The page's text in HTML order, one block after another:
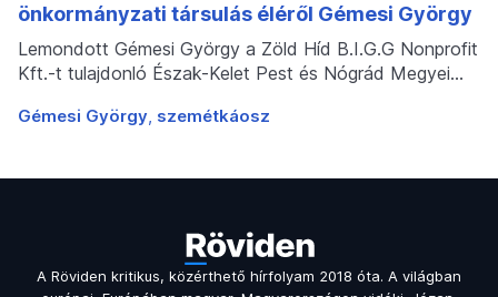
önkormányzati társulás éléről Gémesi György
Lemondott Gémesi György a Zöld Híd B.I.G.G Nonprofit
Kft.-t tulajdonló Észak-Kelet Pest és Nógrád Megyei…
Gémesi György szemétkáosz
A Röviden kritikus, közérthető hírfolyam 2018 óta. A világban